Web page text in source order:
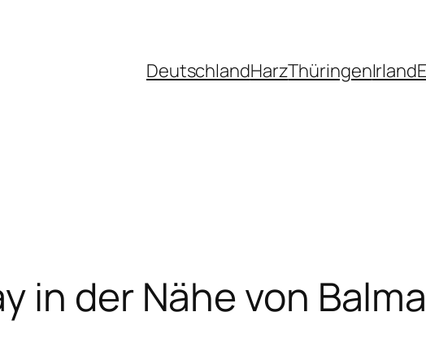
DeutschlandHarzThüringenIrland
in der Nähe von